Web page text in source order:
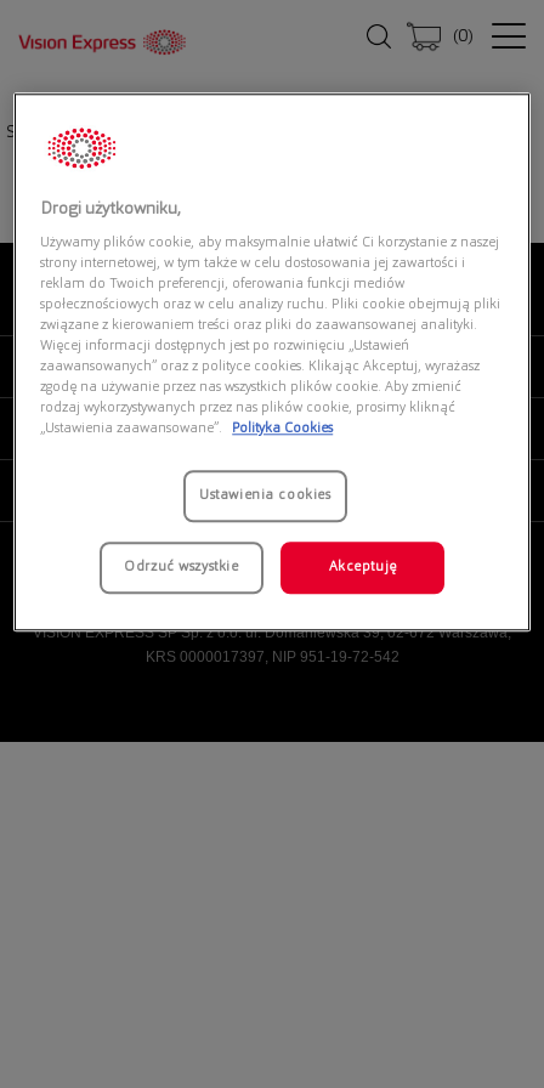
(0)
Strona główna|
O NAS
MOJE VISION EXPRESS
PRODUKTY I USŁUGI
VISION EXPRESS SP Sp. z o.o. ul. Domaniewska 39, 02-672 Warszawa,
KRS 0000017397, NIP 951-19-72-542
Drogi użytkowniku,
Używamy plików cookie, aby maksymalnie ułatwić Ci korzystanie z naszej
strony internetowej, w tym także w celu dostosowania jej zawartości i
reklam do Twoich preferencji, oferowania funkcji mediów
społecznościowych oraz w celu analizy ruchu. Pliki cookie obejmują pliki
związane z kierowaniem treści oraz pliki do zaawansowanej analityki.
Więcej informacji dostępnych jest po rozwinięciu „Ustawień
zaawansowanych” oraz z polityce cookies. Klikając Akceptuj, wyrażasz
zgodę na używanie przez nas wszystkich plików cookie. Aby zmienić
rodzaj wykorzystywanych przez nas plików cookie, prosimy kliknąć
„Ustawienia zaawansowane”.
Polityka Cookies
Ustawienia cookies
Odrzuć wszystkie Akceptuję